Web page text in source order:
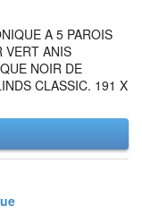
A 5 PAROIS
VERT ANIS
NOIR DE
CLASSIC. 191 X